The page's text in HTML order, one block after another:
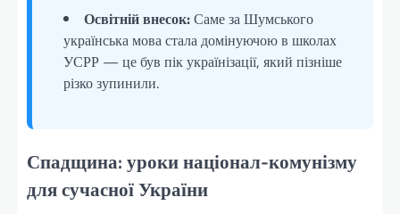
Освітній внесок:Саме за Шумського
українська мова стала домінуючою в школах
УСРР — це був пік українізації, який пізніше
різко зупинили.
Спадщина: уроки націонал-комунізму
для сучасної України